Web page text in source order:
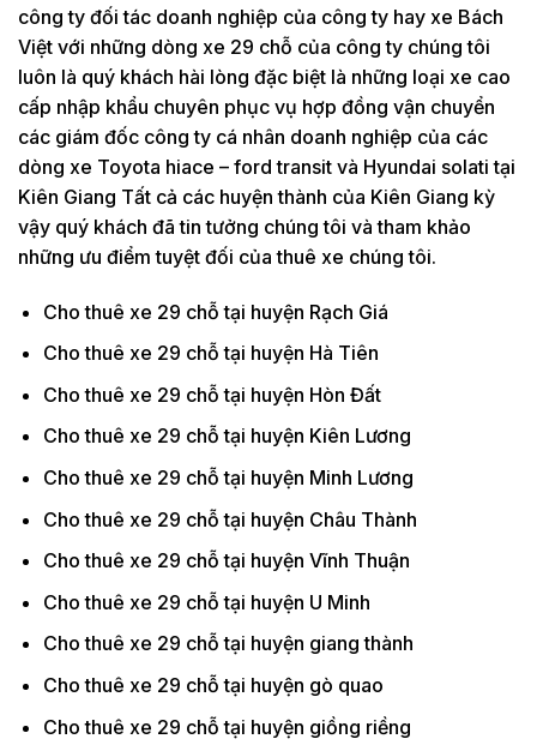
công ty đối tác doanh nghiệp của công ty hay xe Bách
Việt với những dòng xe 29 chỗ của công ty chúng tôi
luôn là quý khách hài lòng đặc biệt là những loại xe cao
cấp nhập khẩu chuyên phục vụ hợp đồng vận chuyển
các giám đốc công ty cá nhân doanh nghiệp của các
dòng xe Toyota hiace – ford transit và Hyundai solati tại
Kiên Giang Tất cả các huyện thành của Kiên Giang kỳ
vậy quý khách đã tin tưởng chúng tôi và tham khảo
những ưu điểm tuyệt đối của thuê xe chúng tôi.
Cho thuê xe 29 chỗ tại huyện Rạch Giá
Cho thuê xe 29 chỗ tại huyện Hà Tiên
Cho thuê xe 29 chỗ tại huyện Hòn Đất
Cho thuê xe 29 chỗ tại huyện Kiên Lương
Cho thuê xe 29 chỗ tại huyện Minh Lương
Cho thuê xe 29 chỗ tại huyện Châu Thành
Cho thuê xe 29 chỗ tại huyện Vĩnh Thuận
Cho thuê xe 29 chỗ tại huyện U Minh
Cho thuê xe 29 chỗ tại huyện giang thành
Cho thuê xe 29 chỗ tại huyện gò quao
Cho thuê xe 29 chỗ tại huyện giồng riềng